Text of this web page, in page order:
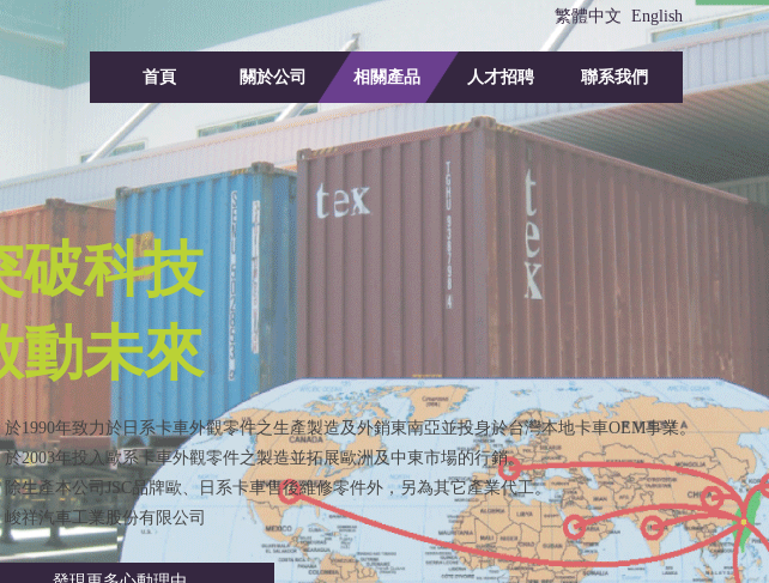
繁體中文 English
首頁 關於公司 相關產品 人才招聘 聯系我們
南亞並投身於台灣本地卡車OEM事業。
東市場的行銷
另為其它產業代工